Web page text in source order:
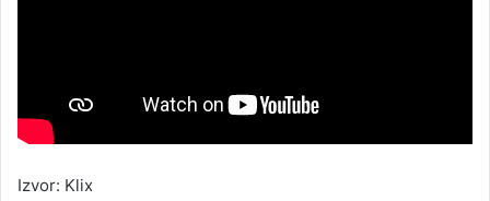
Izvor: Klix